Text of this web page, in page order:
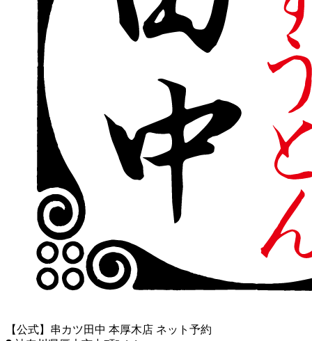
【公式】串カツ田中 本厚木店 ネット予約